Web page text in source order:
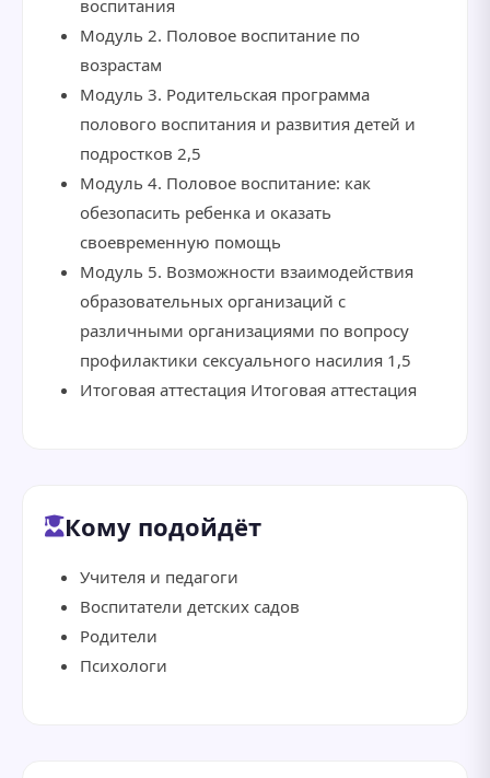
воспитания
Модуль 2. Половое воспитание по
возрастам
Модуль 3. Родительская программа
полового воспитания и развития детей и
подростков 2,5
Модуль 4. Половое воспитание: как
обезопасить ребенка и оказать
своевременную помощь
Модуль 5. Возможности взаимодействия
образовательных организаций с
различными организациями по вопросу
профилактики сексуального насилия 1,5
Итоговая аттестация Итоговая аттестация
Кому подойдёт
Учителя и педагоги
Воспитатели детских садов
Родители
Психологи